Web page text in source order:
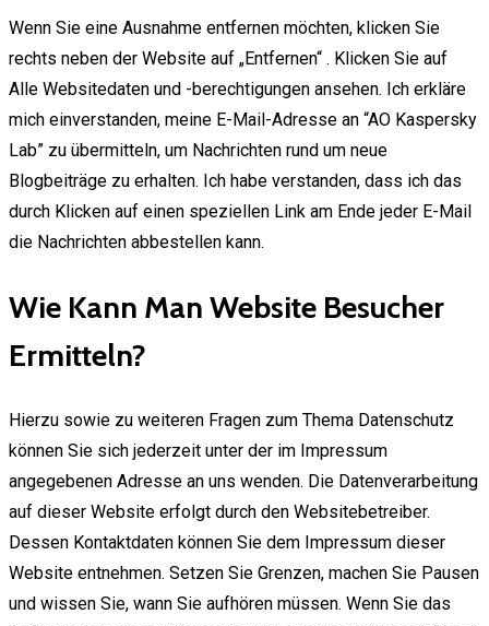
Wenn Sie eine Ausnahme entfernen möchten, klicken Sie
rechts neben der Website auf „Entfernen“ . Klicken Sie auf
Alle Websitedaten und -berechtigungen ansehen. Ich erkläre
mich einverstanden, meine E-Mail-Adresse an “AO Kaspersky
Lab” zu übermitteln, um Nachrichten rund um neue
Blogbeiträge zu erhalten. Ich habe verstanden, dass ich das
durch Klicken auf einen speziellen Link am Ende jeder E-Mail
die Nachrichten abbestellen kann.
Wie Kann Man Website Besucher
Ermitteln?
Hierzu sowie zu weiteren Fragen zum Thema Datenschutz
können Sie sich jederzeit unter der im Impressum
angegebenen Adresse an uns wenden. Die Datenverarbeitung
auf dieser Website erfolgt durch den Websitebetreiber.
Dessen Kontaktdaten können Sie dem Impressum dieser
Website entnehmen. Setzen Sie Grenzen, machen Sie Pausen
und wissen Sie, wann Sie aufhören müssen. Wenn Sie das